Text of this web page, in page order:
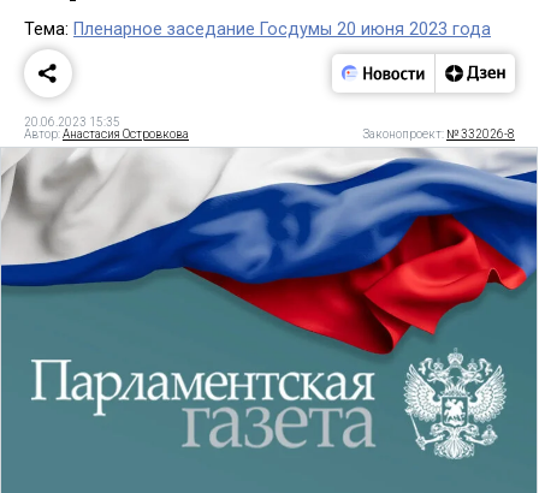
Тема: Пленарное заседание Госдумы 20 июня 2023 года
20.06.2023 15:35
Автор:Анастасия Островкова Законопроект: № 332026-8